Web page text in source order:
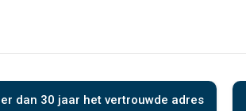
dan 30 jaar het vertrouwde adres